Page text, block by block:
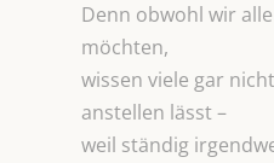
Denn obwohl wir
möchten,
wissen viele gar
anstellen lässt –
weil ständig